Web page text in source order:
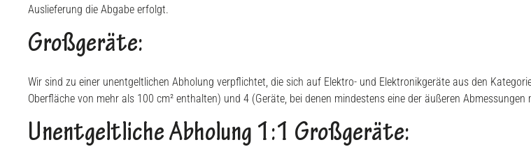
Auslieferung die Abgabe erfolgt.
Großgeräte:
Wir sind zu einer unentgeltlichen Abholung verpflichtet, die sich auf Elektro- und Elektronikgeräte aus den
Oberfläche von mehr als 100 cm² enthalten) und 4 (Geräte, bei denen mindestens eine der äußeren
Unentgeltliche Abholung 1:1 Großgeräte: